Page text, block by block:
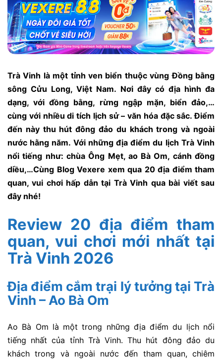
Trà Vinh là một tỉnh ven biển thuộc vùng Đồng bằng
sông Cửu Long, Việt Nam. Nơi đây có địa hình đa
dạng, với đồng bằng, rừng ngập mặn, biển đảo,…
cùng với nhiều di tích lịch sử – văn hóa đặc sắc. Điểm
đến này thu hút đông đảo du khách trong và ngoài
nước hằng năm. Với những địa điểm du lịch Trà Vinh
nổi tiếng như: chùa Ông Mẹt, ao Bà Om, cánh đồng
diều,…Cùng Blog Vexere xem qua 20 địa điểm tham
quan, vui chơi hấp dẫn tại Trà Vinh qua bài viết sau
đây nhé!
Review 20 địa điểm tham
quan, vui chơi mới nhất tại
Trà Vinh 2026
Địa điểm cắm trại lý tưởng tại Trà
Vinh – Ao Bà Om
Ao Bà Om là một trong những địa điểm du lịch nổi
tiếng nhất của tỉnh Trà Vinh. Thu hút đông đảo du
khách trong và ngoài nước đến tham quan, chiêm